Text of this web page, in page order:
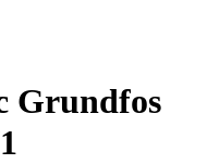
Grundfos